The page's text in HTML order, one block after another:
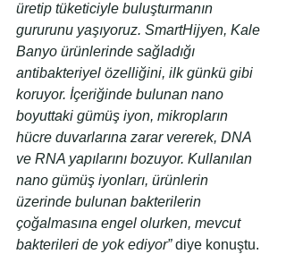
üretip tüketiciyle buluşturmanın
gururunu yaşıyoruz. SmartHijyen, Kale
Banyo ürünlerinde sağladığı
antibakteriyel özelliğini, ilk günkü gibi
koruyor. İçeriğinde bulunan nano
boyuttaki gümüş iyon, mikropların
hücre duvarlarına zarar vererek, DNA
ve RNA yapılarını bozuyor. Kullanılan
nano gümüş iyonları, ürünlerin
üzerinde bulunan bakterilerin
çoğalmasına engel olurken, mevcut
bakterileri de yok ediyor” diye konuştu.